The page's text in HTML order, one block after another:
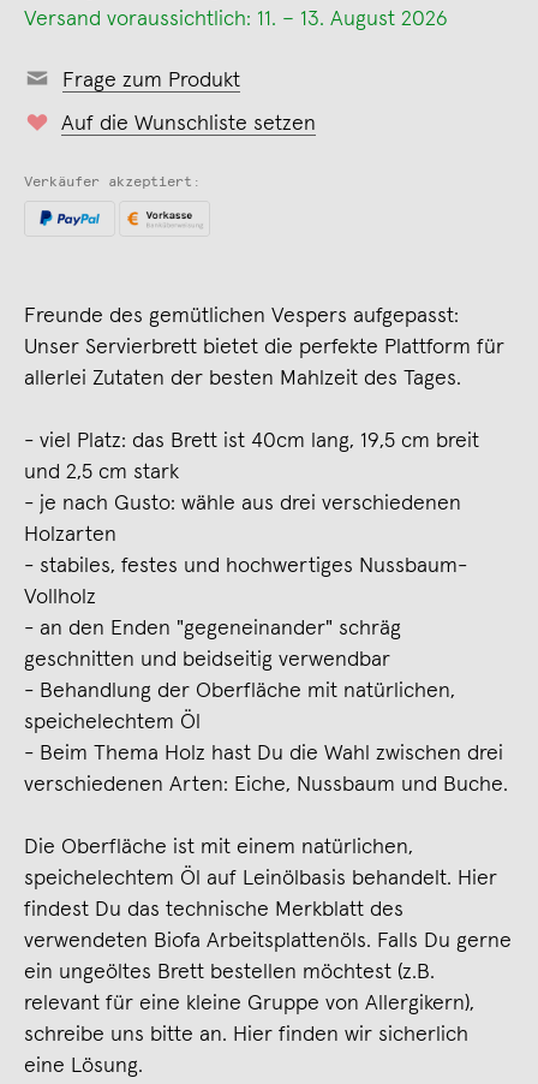
Versand voraussichtlich: 11. – 13. August 2026
Frage zum Produkt
Auf die Wunschliste setzen
Verkäufer akzeptiert:
Freunde des gemütlichen Vespers aufgepasst:
Unser Servierbrett bietet die perfekte Plattform für
allerlei Zutaten der besten Mahlzeit des Tages.
- viel Platz: das Brett ist 40cm lang, 19,5 cm breit
und 2,5 cm stark
- je nach Gusto: wähle aus drei verschiedenen
Holzarten
- stabiles, festes und hochwertiges Nussbaum-
Vollholz
- an den Enden "gegeneinander" schräg
geschnitten und beidseitig verwendbar
- Behandlung der Oberfläche mit natürlichen,
speichelechtem Öl
- Beim Thema Holz hast Du die Wahl zwischen drei
verschiedenen Arten: Eiche, Nussbaum und Buche.
Die Oberfläche ist mit einem natürlichen,
speichelechtem Öl auf Leinölbasis behandelt. Hier
findest Du das technische Merkblatt des
verwendeten Biofa Arbeitsplattenöls. Falls Du gerne
ein ungeöltes Brett bestellen möchtest (z.B.
relevant für eine kleine Gruppe von Allergikern),
schreibe uns bitte an. Hier finden wir sicherlich
eine Lösung.